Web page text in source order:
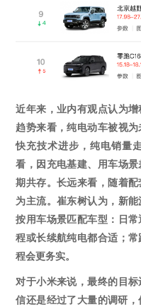
近年来，业内有观点认为
趋势来看，纯电动车被视
快充技术进步，纯电销量
看， 因充电基建、用车场
期共存。长远来看，随着
为主流。崔东树认为，新
按用车场景匹配车型：日
程或长续航纯电都合适；
程会更务实。
对于小米来说，最终的目
信还是经过了大量的调研，